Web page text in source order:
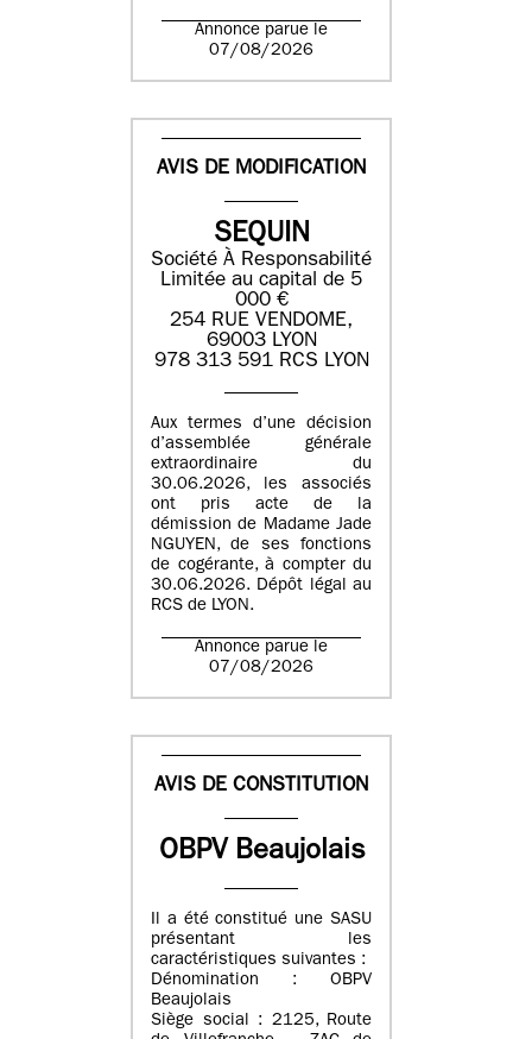
Annonce parue le
07/08/2026
AVIS DE MODIFICATION
SEQUIN
Société À Responsabilité
Limitée au capital de 5
000 €
254 RUE VENDOME,
69003 LYON
978 313 591 RCS LYON
Aux termes d’une décision
d’assemblée générale
extraordinaire du
30.06.2026, les associés
ont pris acte de la
démission de Madame Jade
NGUYEN, de ses fonctions
de cogérante, à compter du
30.06.2026. Dépôt légal au
RCS de LYON.
Annonce parue le
07/08/2026
AVIS DE CONSTITUTION
OBPV Beaujolais
Il a été constitué une SASU
présentant les
caractéristiques suivantes :
Dénomination : OBPV
Beaujolais
Siège social : 2125, Route